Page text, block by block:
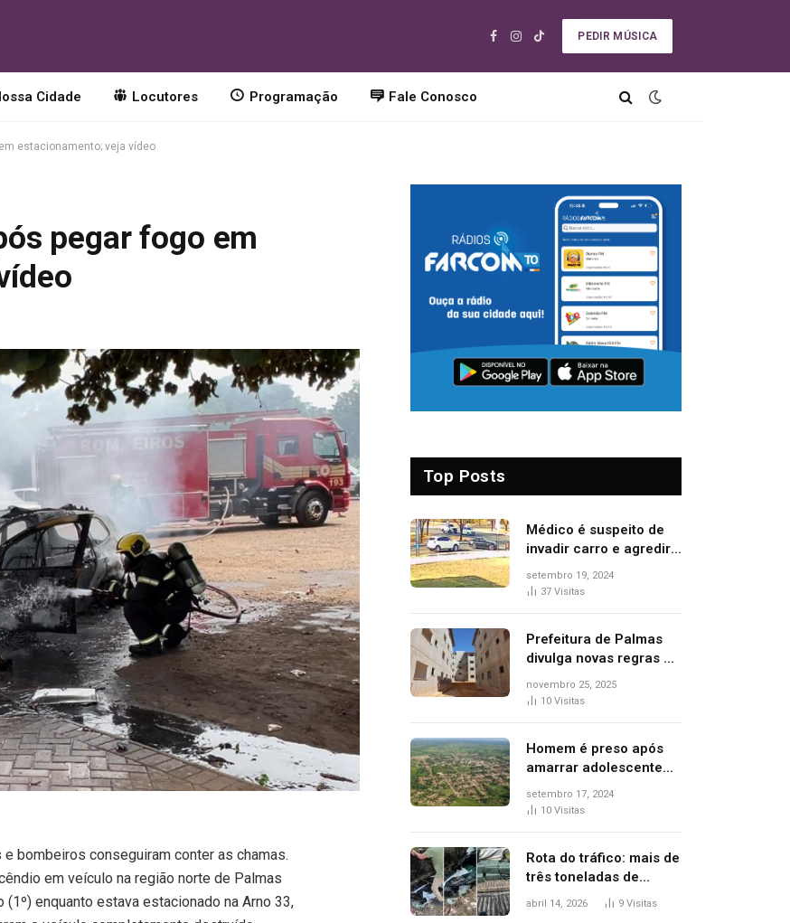
Facebook
Instagram
TikTok
PEDIR MÚSICA
Cidade Locutores Programação Fale Conosco
estacionamento; veja vídeo
pegar fogo em
bombeiros conseguiram conter as chamas.
em veículo na região norte de Palmas
enquanto estava estacionado na Arno 33,
Top Posts
Médico é suspeito de
invadir carro e agredir
delegado aposentado
durante confusão no
setembro 19, 2024
37 Visitas
Prefeitura de Palmas
divulga novas regras e
critérios de desempate
para seleção de
novembro 25, 2025
10 Visitas
Homem é preso após
amarrar adolescente
suspeito de furto em
estaca de cerca e
setembro 17, 2024
10 Visitas
Rota do tráfico: mais de
três toneladas de
drogas são
abril 14, 2026 9 Visitas